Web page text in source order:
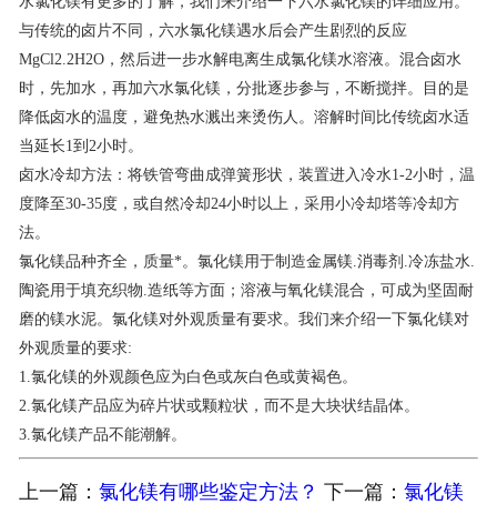
与传统的卤片不同，六水氯化镁遇水后会产生剧烈的反应
MgCl2.2H2O，然后进一步水解电离生成氯化镁水溶液。混合卤水
时，先加水，再加六水氯化镁，分批逐步参与，不断搅拌。目的是
降低卤水的温度，避免热水溅出来烫伤人。溶解时间比传统卤水适
当延长1到2小时。
卤水冷却方法：将铁管弯曲成弹簧形状，装置进入冷水1-2小时，温
度降至30-35度，或自然冷却24小时以上，采用小冷却塔等冷却方
法。
氯化镁品种齐全，质量*。氯化镁用于制造金属镁.消毒剂.冷冻盐水.
陶瓷用于填充织物.造纸等方面；溶液与氧化镁混合，可成为坚固耐
磨的镁水泥。氯化镁对外观质量有要求。我们来介绍一下氯化镁对
外观质量的要求:
1.氯化镁的外观颜色应为白色或灰白色或黄褐色。
2.氯化镁产品应为碎片状或颗粒状，而不是大块状结晶体。
3.氯化镁产品不能潮解。
上一篇： 氯化镁有哪些鉴定方法？ 下一篇： 氯化镁